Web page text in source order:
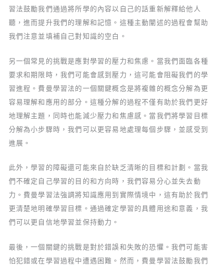
習法鼓勵我們通過將所學的內容以自己的話重新解釋給他人
聽，進而提升我們的理解和記憶。這種主動闡述的過程會幫助
我們注意並填補自己對知識的空白。
另一個常見的挑戰是應對學習的壓力和焦慮。當我們面臨各種
要求和期限時，我們可能會感到壓力，這可能會阻礙我們的學
習進程。費曼學習法的一個關鍵概念是將複雜的概念分解為更
容易理解和應用的部分。這種分解的過程不僅有助於我們更好
地理解主題，同時也能減少壓力和焦慮感。當我們將學習目標
分解為小步驟時，我們可以更容易地處理每個步驟，並感受到
進展。
此外，學習的障礙還可能來自於缺乏清晰的目標和計劃。當我
們不確定自己學習的目的和方向時，我們容易分心並失去動
力。費曼學習法強調將知識應用到實際情境中，這有助於我們
更清楚地明確學習目標。通過確定學習的具體用途和意義，我
們可以更自信地學習並保持動力。
最後，一個關鍵的挑戰是對於錯誤和失敗的恐懼。我們可能害
怕犯錯或在學習過程中遭遇困難。然而，費曼學習法鼓勵我們